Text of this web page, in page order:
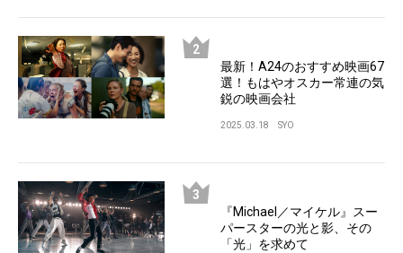
最新！A24のおすすめ映画67
選！もはやオスカー常連の気
鋭の映画会社
2025.03.18 SYO
『Michael／マイケル』スー
パースターの光と影、その
「光」を求めて